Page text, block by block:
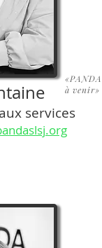
«PANDA
à venir»
services